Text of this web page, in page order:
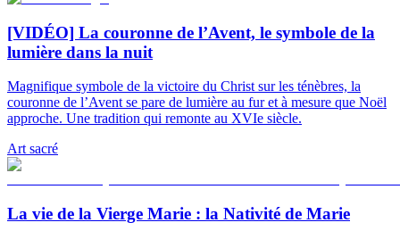
[VIDÉO] La couronne de l’Avent, le symbole de la
lumière dans la nuit
Magnifique symbole de la victoire du Christ sur les ténèbres, la
couronne de l’Avent se pare de lumière au fur et à mesure que Noël
approche. Une tradition qui remonte au XVIe siècle.
Art sacré
La vie de la Vierge Marie : la Nativité de Marie